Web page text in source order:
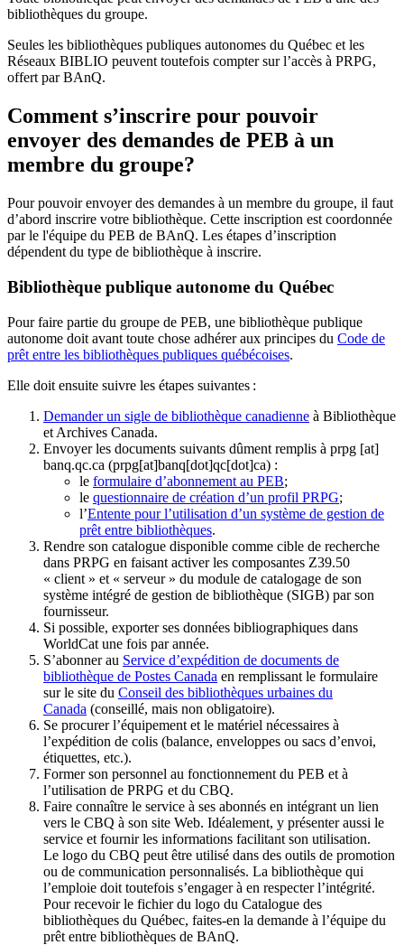
bibliothèques du groupe.
Seules les bibliothèques publiques autonomes du Québec et les
Réseaux BIBLIO peuvent toutefois compter sur l’accès à PRPG,
offert par BAnQ.
Comment s’inscrire pour pouvoir
envoyer des demandes de PEB à un
membre du groupe?
Pour pouvoir envoyer des demandes à un membre du groupe, il faut
d’abord inscrire votre bibliothèque. Cette inscription est coordonnée
par le l'équipe du PEB de BAnQ. Les étapes d’inscription
dépendent du type de bibliothèque à inscrire.
Bibliothèque publique autonome du Québec
Pour faire partie du groupe de PEB, une bibliothèque publique
autonome doit avant toute chose adhérer aux principes du Code de
prêt entre les bibliothèques publiques québécoises.
Elle doit ensuite suivre les étapes suivantes :
Demander un sigle de bibliothèque canadienne à Bibliothèque
et Archives Canada.
Envoyer les documents suivants dûment remplis à prpg [at]
banq.qc.ca (prpg[at]banq[dot]qc[dot]ca) :
le formulaire d’abonnement au PEB;
le questionnaire de création d’un profil PRPG;
l’Entente pour l’utilisation d’un système de gestion de
prêt entre bibliothèques.
Rendre son catalogue disponible comme cible de recherche
dans PRPG en faisant activer les composantes Z39.50
« client » et « serveur » du module de catalogage de son
système intégré de gestion de bibliothèque (SIGB) par son
fournisseur.
Si possible, exporter ses données bibliographiques dans
WorldCat une fois par année.
S’abonner au Service d’expédition de documents de
bibliothèque de Postes Canada en remplissant le formulaire
sur le site du Conseil des bibliothèques urbaines du
Canada (conseillé, mais non obligatoire).
Se procurer l’équipement et le matériel nécessaires à
l’expédition de colis (balance, enveloppes ou sacs d’envoi,
étiquettes, etc.).
Former son personnel au fonctionnement du PEB et à
l’utilisation de PRPG et du CBQ.
Faire connaître le service à ses abonnés en intégrant un lien
vers le CBQ à son site Web. Idéalement, y présenter aussi le
service et fournir les informations facilitant son utilisation.
Le logo du CBQ peut être utilisé dans des outils de promotion
ou de communication personnalisés. La bibliothèque qui
l’emploie doit toutefois s’engager à en respecter l’intégrité.
Pour recevoir le fichier du logo du Catalogue des
bibliothèques du Québec, faites-en la demande à l’équipe du
prêt entre bibliothèques de BAnQ.